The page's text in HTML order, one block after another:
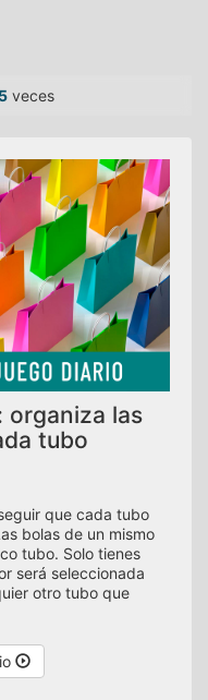
veces
organiza las
tubo
que cada tubo
bolas de un mismo
tubo. Solo tienes
será seleccionada
otro tubo que